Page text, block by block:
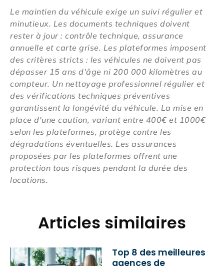
Le maintien du véhicule exige un suivi régulier et
minutieux. Les documents techniques doivent
rester à jour : contrôle technique, assurance
annuelle et carte grise. Les plateformes imposent
des critères stricts : les véhicules ne doivent pas
dépasser 15 ans d'âge ni 200 000 kilomètres au
compteur. Un nettoyage professionnel régulier et
des vérifications techniques préventives
garantissent la longévité du véhicule. La mise en
place d'une caution, variant entre 400€ et 1000€
selon les plateformes, protège contre les
dégradations éventuelles. Les assurances
proposées par les plateformes offrent une
protection tous risques pendant la durée des
locations.
Articles similaires
Top 8 des meilleures
agences de